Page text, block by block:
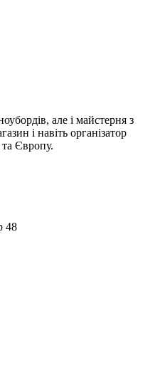
але і майстерня з
і навіть організатор
Європу.
48